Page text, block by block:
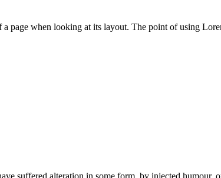
page when looking at its layout. The point of using
suffered alteration in some form, by injected humour,